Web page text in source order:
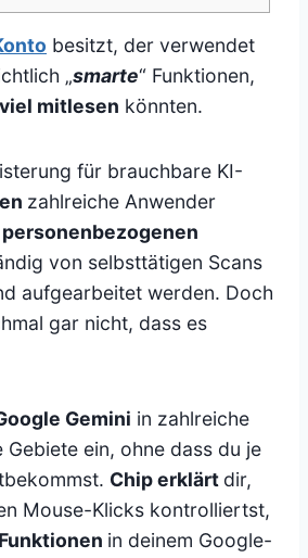
besitzt, der verwendet
„smarte“ Funktionen,
mitlesen könnten.
für brauchbare KI-
zahlreiche Anwender
personenbezogenen
von selbsttätigen Scans
aufgearbeitet werden. Doch
gar nicht, dass es
Gemini in zahlreiche
Gebiete ein, ohne dass du je
Chip erklärt dir,
Mouse-Klicks kontrolliertst,
Funktionen in deinem Google-